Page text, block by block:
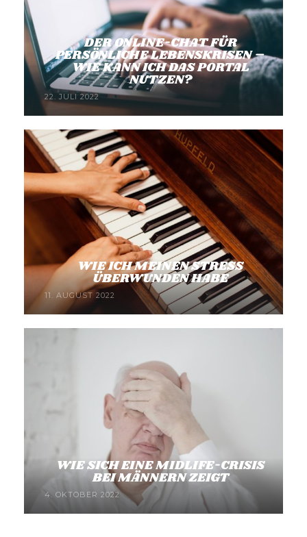
DER ONLINE-CHAT FÜR
PERSÖNLICHE LEBENSKRISEN –
WIE KANN ICH DAS PORTAL
NUTZEN?
22. JULI 2022
WIE ICH MEINEN STRESS
ÜBERWUNDEN HABE
11. AUGUST 2022
WIE SICH EINE MIDLIFE-CRISIS
BEI MÄNNERN ZEIGT
4. OKTOBER 2022